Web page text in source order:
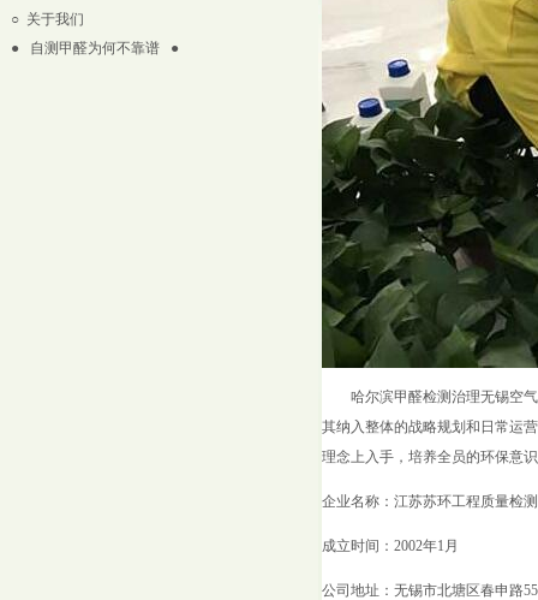
○ 关于我们
● 自测甲醛为何不靠谱 ●
哈尔滨甲醛检测治理无锡空
其纳入整体的战略规划和日常运
理念上入手，培养全员的环保意
企业名称：江苏苏环工程质量检
成立时间：2002年1月
公司地址：无锡市北塘区春申路